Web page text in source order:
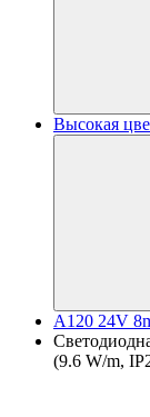
Высокая
A120 24V
(9.6 W/m,